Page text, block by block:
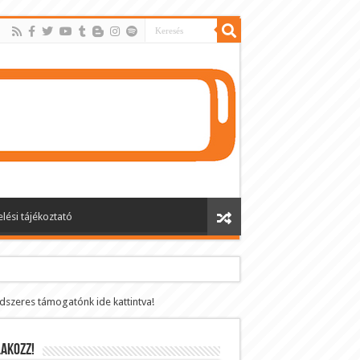
tájékoztató
támogatónk ide kattintva!